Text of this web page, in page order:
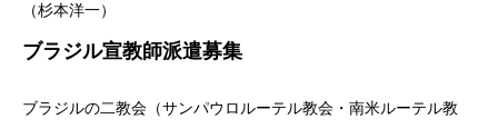
（杉本洋一）
ブラジル宣教師派遣募集
ブラジルの二教会（サンパウロルーテル教会・南米ルーテル教